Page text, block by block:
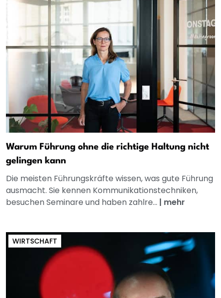
Warum Führung ohne die richtige Haltung nicht
gelingen kann
Die meisten Führungskräfte wissen, was gute Führung
ausmacht. Sie kennen Kommunikationstechniken,
besuchen Seminare und haben zahlre... | mehr
WIRTSCHAFT